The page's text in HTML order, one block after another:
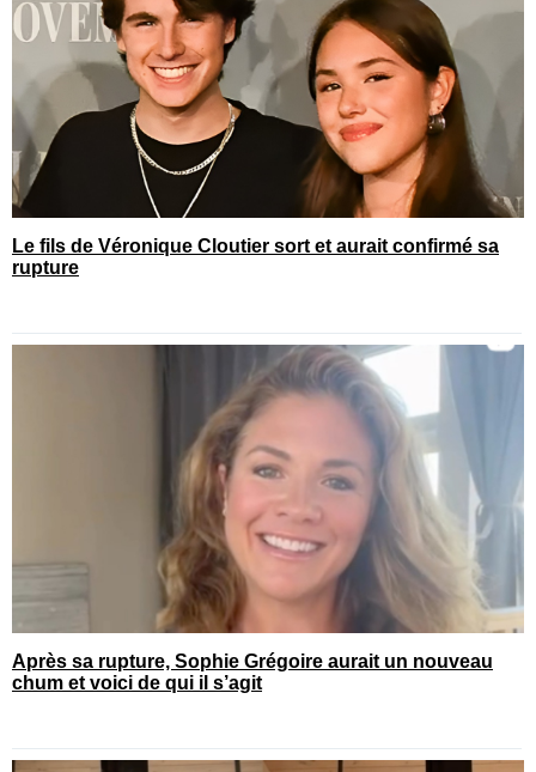
Le fils de Véronique Cloutier sort et aurait confirmé sa
rupture
Après sa rupture, Sophie Grégoire aurait un nouveau
chum et voici de qui il s’agit